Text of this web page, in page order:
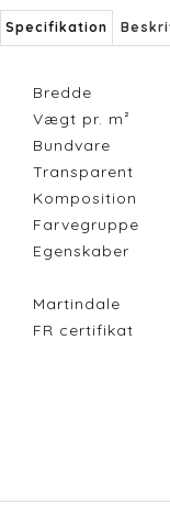
Specifikation
Bredde
Vægt pr. m²
Bundvare
Transparent
Komposition
Farvegruppe
Egenskaber
Martindale
FR certifikat